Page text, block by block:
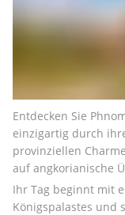
Entdecken Sie
einzigartig durch
provinziellen
auf angkorianische
Ihr Tag beginnt mit
Königspalastes und